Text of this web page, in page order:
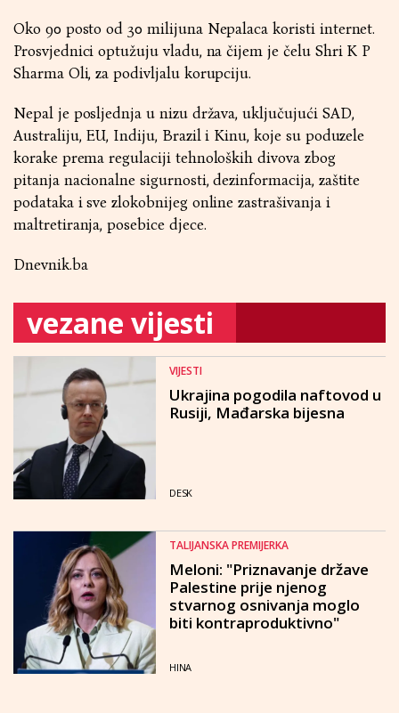
Oko 90 posto od 30 milijuna Nepalaca koristi internet.
Prosvjednici optužuju vladu, na čijem je čelu Shri K P
Sharma Oli, za podivljalu korupciju.
Nepal je posljednja u nizu država, uključujući SAD,
Australiju, EU, Indiju, Brazil i Kinu, koje su poduzele
korake prema regulaciji tehnoloških divova zbog
pitanja nacionalne sigurnosti, dezinformacija, zaštite
podataka i sve zlokobnijeg online zastrašivanja i
maltretiranja, posebice djece.
Dnevnik.ba
vezane vijesti
VIJESTI
Ukrajina pogodila naftovod u
Rusiji, Mađarska bijesna
DESK
TALIJANSKA PREMIJERKA
Meloni: "Priznavanje države
Palestine prije njenog
stvarnog osnivanja moglo
biti kontraproduktivno"
HINA